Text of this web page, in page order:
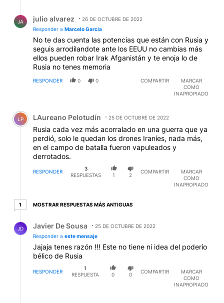
JA julio alvarez
26 DE OCTUBRE DE 2022
Responder a Marcelo Garcia
No te das cuenta las potencias que están con Rusia y
seguis arrodilandote ante los EEUU no cambias más
ellos pueden robar Irak Afganistán y te enoja lo de
Rusia no tenes memoria
RESPONDER 0 0 COMPARTIR
MARCAR
COMO
INAPROPIADO
Comentario de LAureano Pelotudín.
LP LAureano Pelotudín 25 DE OCTUBRE DE 2022
Rusia cada vez más acorralado en una guerra que ya
perdió, solo le quedan los drones Iraníes, nada más,
en el campo de batalla fueron vapuleados y
derrotados.
RESPONDER
3
RESPUESTAS
1 2
COMPARTIR
MARCAR
COMO
INAPROPIADO
11 respuesta más antiguas
MOSTRAR RESPUESTAS MÁS ANTIGUAS
JD Javier De Sousa
25 DE OCTUBRE DE 2022
Responder a este mensaje
Jajaja tenes razón !!! Este no tiene ni idea del poderío
bélico de Rusia
RESPONDER
1
RESPUESTA
0 0
COMPARTIR
MARCAR
COMO
INAPROPIADO